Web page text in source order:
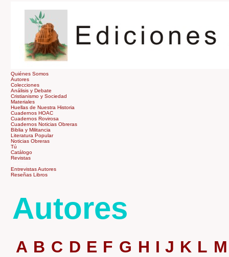
Quiénes Somos
Autores
Colecciones
Análisis y Debate
Cristianismo y Sociedad
Materiales
Huellas de Nuestra Historia
Cuadernos HOAC
Cuadernos Rovirosa
Cuadernos Noticias Obreras
Biblia y Militancia
Literatura Popular
Noticias Obreras
Tú
Catálogo
Revistas
Entrevistas Autores
Reseñas Libros
Autores
A B C D E F G H I J K L M